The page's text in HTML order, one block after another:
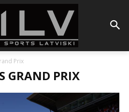
Prix
GRAND PRIX